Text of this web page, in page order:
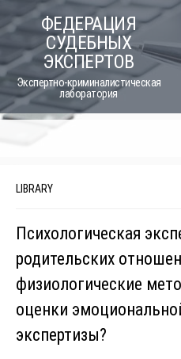
to
content
ФЕДЕРАЦИЯ
СУДЕБНЫХ
ЭКСПЕРТОВ
Экспертно-криминалистическая
лаборатория
LIBRARY
Психологическая
родительских
физиологические
оценки
экспертизы?